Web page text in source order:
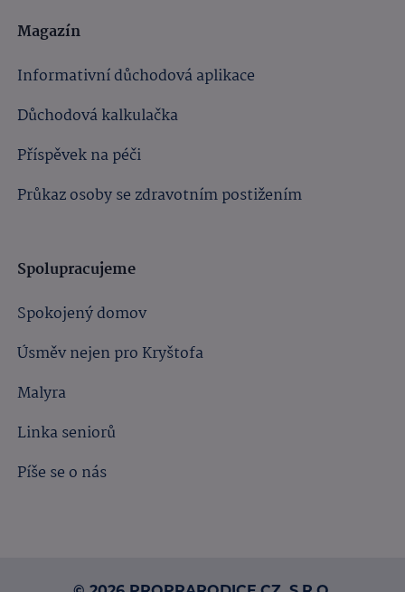
Magazín
Informativní důchodová aplikace
Důchodová kalkulačka
Příspěvek na péči
Průkaz osoby se zdravotním postižením
Spolupracujeme
Spokojený domov
Úsměv nejen pro Kryštofa
Malyra
Linka seniorů
Píše se o nás